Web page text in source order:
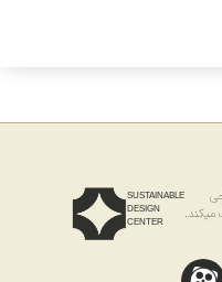
میکند.
SUSTAINABLE
DESIGN
CENTER